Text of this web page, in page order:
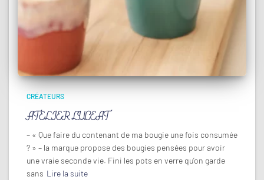
CRÉATEURS
ATELIER LUCEAT
– « Que faire du contenant de ma bougie une fois consumée
? » – la marque propose des bougies pensées pour avoir
une vraie seconde vie. Fini les pots en verre qu’on garde
sans Lire la suite